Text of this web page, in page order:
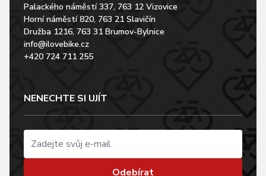
Palackého náměstí 337, 763 12 Vizovice
Horní náměstí 820, 763 21 Slavičín
Družba 1216, 763 31 Brumov-Bylnice
info@ilovebike.cz
+420 724 711 255
NENECHTE SI UJÍT
Odebírat